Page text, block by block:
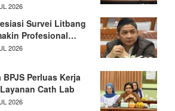
2026
Survei Litbang
Profesional…
2026
Perluas Kerja
Cath Lab
2026